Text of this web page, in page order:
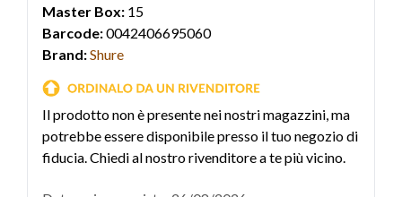
Master Box: 15
Barcode:0042406695060
Brand:Shure
Il prodotto non è presente nei nostri magazzini, ma
potrebbe essere disponibile presso il tuo negozio di
fiducia. Chiedi al nostro rivenditore a te più vicino.